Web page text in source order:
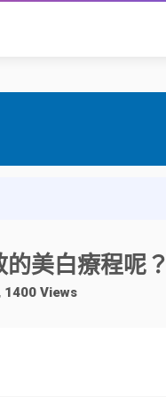
美白療程呢？
1400 Views